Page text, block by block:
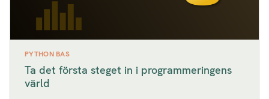
PYTHON BAS
Ta det första steget in i programmeringens
värld